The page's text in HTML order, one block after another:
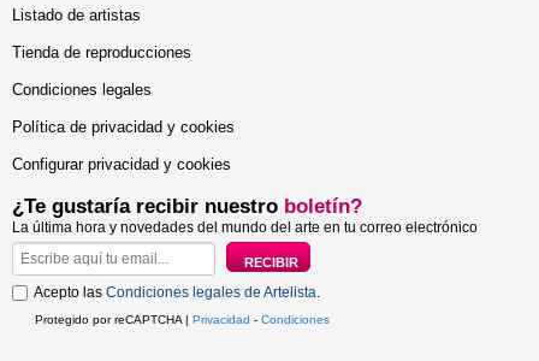
Listado de artistas
Tienda de reproducciones
Condiciones legales
Política de privacidad y cookies
Configurar privacidad y cookies
¿Te gustaría recibir nuestro boletín?
La última hora y novedades del mundo del arte en tu correo electrónico
Acepto las Condiciones legales de Artelista.
Protegido por reCAPTCHA | Privacidad - Condiciones